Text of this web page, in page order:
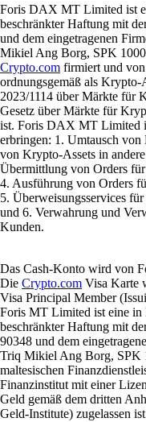
Foris DAX MT Limited ist
beschränkter Haftung mit
und dem eingetragenen
Mikiel Ang Borg, SPK
Crypto.com firmiert und von
ordnungsgemäß als Krypto-
2023/1114 über Märkte für
Gesetz über Märkte für
ist. Foris DAX MT Limited
erbringen: 1. Umtausch
von Krypto-Assets in
Übermittlung von Orders
4. Ausführung von Orders
5. Überweisungsservices
und 6. Verwahrung und
Kunden.
Das Cash-Konto wird von
Die Crypto.com Visa Karte
Visa Principal Member
Foris MT Limited ist eine in
beschränkter Haftung mit
90348 und dem
Triq Mikiel Ang Borg, SPK
maltesischen
Finanzinstitut mit einer
Geld gemäß dem dritten
Geld-Institute) zugelassen